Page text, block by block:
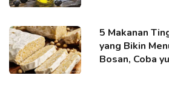
5 Makanan
yang Bikin
Bosan, Coba